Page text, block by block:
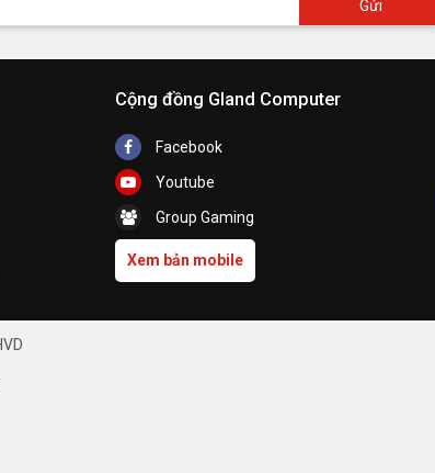
Gửi
Cộng đồng Gland Computer
Facebook
Youtube
Group Gaming
Xem bản mobile